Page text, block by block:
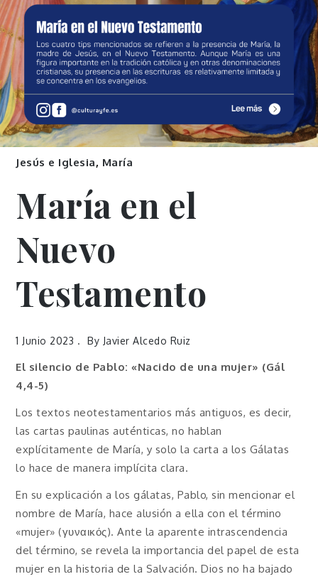
Jesús e Iglesia, María
María en el
Nuevo
Testamento
1 Junio 2023 By Javier Alcedo Ruiz
El silencio de Pablo: «Nacido de una mujer» (Gál
4,4-5)
Los textos neotestamentarios más antiguos, es decir,
las cartas paulinas auténticas, no hablan
explícitamente de María, y solo la carta a los Gálatas
lo hace de manera implícita clara.
En su explicación a los gálatas, Pablo, sin mencionar el
nombre de María, hace alusión a ella con el término
«mujer» (γυναικός). Ante la aparente intrascendencia
del término, se revela la importancia del papel de esta
mujer en la historia de la Salvación. Dios no ha bajado